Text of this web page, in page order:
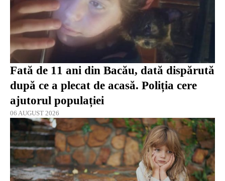
Fată de 11 ani din Bacău, dată dispărută
după ce a plecat de acasă. Poliția cere
ajutorul populației
06 AUGUST 2026